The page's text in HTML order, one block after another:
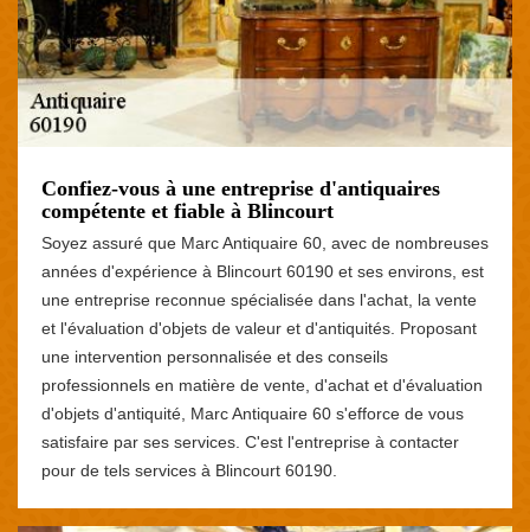
Confiez-vous à une entreprise d'antiquaires
compétente et fiable à Blincourt
Soyez assuré que Marc Antiquaire 60, avec de nombreuses
années d'expérience à Blincourt 60190 et ses environs, est
une entreprise reconnue spécialisée dans l'achat, la vente
et l'évaluation d'objets de valeur et d'antiquités. Proposant
une intervention personnalisée et des conseils
professionnels en matière de vente, d'achat et d'évaluation
d'objets d'antiquité, Marc Antiquaire 60 s'efforce de vous
satisfaire par ses services. C'est l'entreprise à contacter
pour de tels services à Blincourt 60190.